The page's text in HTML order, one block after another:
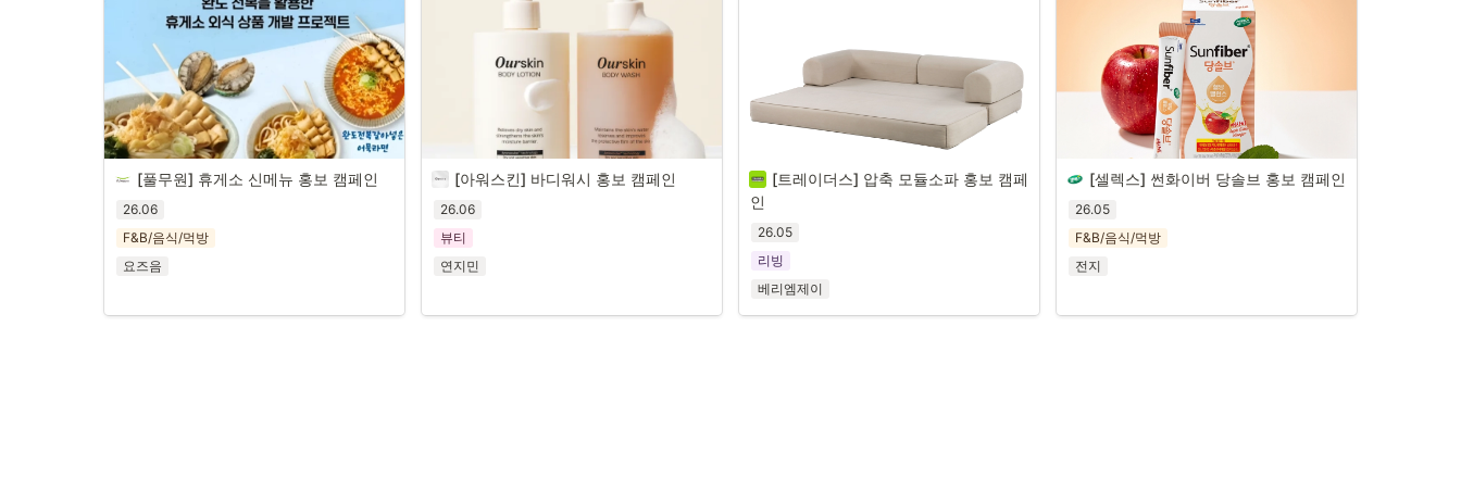
[풀무원] 휴게소 신메뉴 홍보 캠페인
26.06
F&B/음식/먹방
요즈음
[아워스킨] 바디워시 홍보 캠페인
26.06
뷰티
연지민
[트레이더스] 압축 모듈소파 홍보 캠페
인
26.05
리빙
베리엠제이
26.05
F&B/음식/먹방
전지